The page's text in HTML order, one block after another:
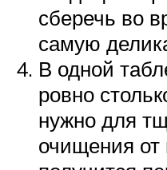
сберечь во
самую
В одной
ровно
нужно для
очищения от